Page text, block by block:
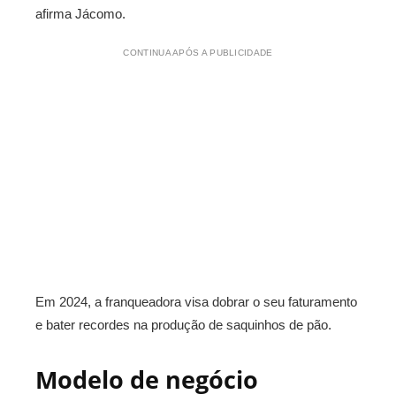
afirma Jácomo.
CONTINUA APÓS A PUBLICIDADE
Em 2024, a franqueadora visa dobrar o seu faturamento
e bater recordes na produção de saquinhos de pão.
Modelo de negócio